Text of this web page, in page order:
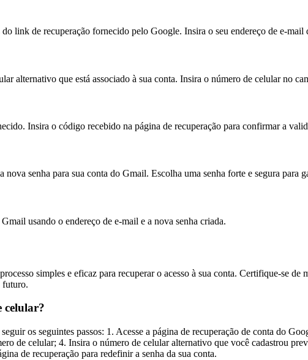
link de recuperação fornecido pelo Google. Insira o seu endereço de e-mail
alternativo que está associado à sua conta. Insira o número de celular no
Insira o código recebido na página de recuperação para confirmar a
senha para sua conta do Gmail. Escolha uma senha forte e segura para
usando o endereço de e-mail e a nova senha criada.
simples e eficaz para recuperar o acesso à sua conta. Certifique-se de
futuro.
celular?
os seguintes passos: 1. Acesse a página de recuperação de conta do
de celular; 4. Insira o número de celular alternativo que você cadastrou
de recuperação para redefinir a senha da sua conta.